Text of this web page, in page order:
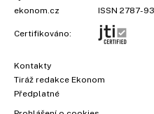
ekonom.cz
ISSN 2787-
Certifikováno:
Kontakty
Tiráž redakce Ekonom
Předplatné